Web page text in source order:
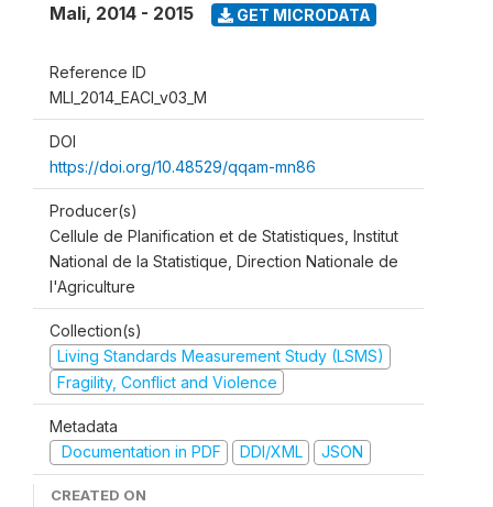
Mali, 2014 - 2015 GET MICRODATA
Reference ID
MLI_2014_EACI_v03_M
DOI
https://doi.org/10.48529/qqam-mn86
Producer(s)
Cellule de Planification et de Statistiques, Institut
National de la Statistique, Direction Nationale de
l'Agriculture
Collection(s)
Living Standards Measurement Study (LSMS)
Fragility, Conflict and Violence
Metadata
Documentation in PDF
DDI/XML JSON
CREATED ON